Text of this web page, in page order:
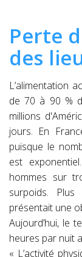
Perte
des
L’alimentation
de 70 à 90 %
millions
jours. En
puisque le
est
hommes sur
surpoids.
présentait une
Aujourd’hui, le
heures par nuit
« L’activité